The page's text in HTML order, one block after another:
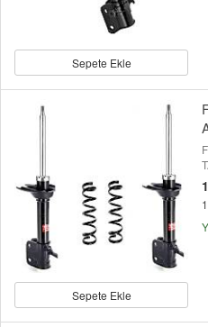
Sepete Ekle
Sepete Ekle